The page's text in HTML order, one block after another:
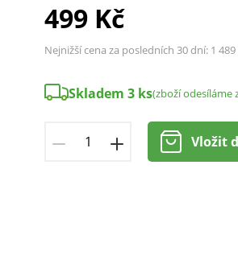
499 Kč
Nejnižší cena za posledních 30 dní: 1 489
Skladem 3 ks(zboží odesíláme
Vložit